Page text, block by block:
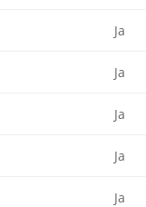
Ja
Ja
Ja
Ja
Ja